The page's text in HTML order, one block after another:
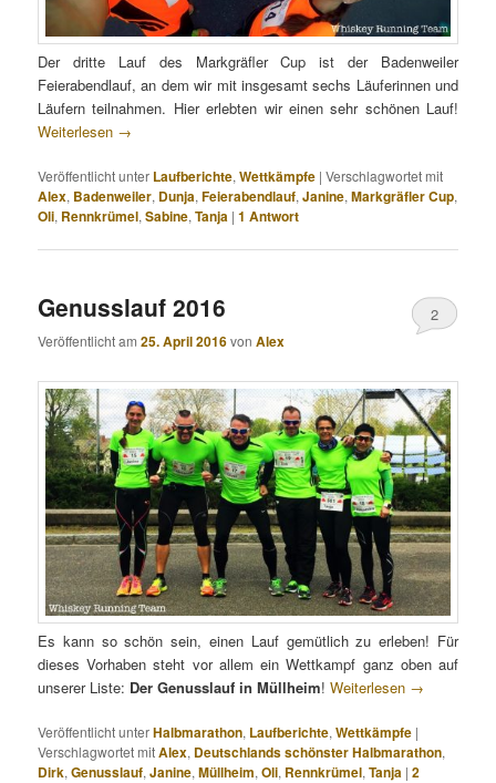
Der dritte Lauf des Markgräfler Cup ist der Badenweiler
Feierabendlauf, an dem wir mit insgesamt sechs Läuferinnen und
Läufern teilnahmen. Hier erlebten wir einen sehr schönen Lauf!
Weiterlesen →
Veröffentlicht unter Laufberichte,Wettkämpfe |Verschlagwortet mit
Alex, Badenweiler, Dunja,Feierabendlauf,Janine,Markgräfler Cup,
Oli, Rennkrümel,Sabine,Tanja |1 Antwort
Genusslauf 2016
Veröffentlicht am25. April 2016vonAlex
2
Es kann so schön sein, einen Lauf gemütlich zu erleben! Für
dieses Vorhaben steht vor allem ein Wettkampf ganz oben auf
unserer Liste: Der Genusslauf in Müllheim!Weiterlesen →
Veröffentlicht unterHalbmarathon, Laufberichte,Wettkämpfe |
Verschlagwortet mitAlex, Deutschlands schönster Halbmarathon,
Dirk,Genusslauf,Janine,Müllheim,Oli, Rennkrümel,Tanja |2